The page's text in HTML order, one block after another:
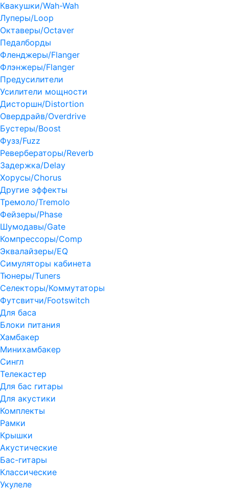
Квакушки/Wah-Wah
Луперы/Loop
Октаверы/Octaver
Педалборды
Фленджеры/Flanger
Флэнжеры/Flanger
Предусилители
Усилители мощности
Дисторшн/Distortion
Овердрайв/Overdrive
Бустеры/Boost
Фузз/Fuzz
Ревербераторы/Reverb
Задержка/Delay
Хорусы/Chorus
Другие эффекты
Тремоло/Tremolo
Фейзеры/Phase
Шумодавы/Gate
Компрессоры/Comp
Эквалайзеры/EQ
Симуляторы кабинета
Тюнеры/Tuners
Селекторы/Коммутаторы
Футсвитчи/Footswitch
Для баса
Блоки питания
Хамбакер
Минихамбакер
Сингл
Телекастер
Для бас гитары
Для акустики
Комплекты
Рамки
Крышки
Акустические
Бас-гитары
Классические
Укулеле